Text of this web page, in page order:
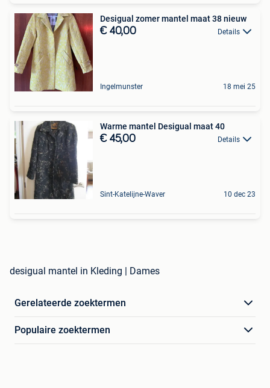
Desigual zomer mantel maat 38 nieuw
€ 40,00 Details
Ingelmunster 18 mei 25
Warme mantel Desigual maat 40
€ 45,00 Details
Sint-Katelijne-Waver 10 dec 23
desigual mantel in Kleding | Dames
Gerelateerde zoektermen
Populaire zoektermen